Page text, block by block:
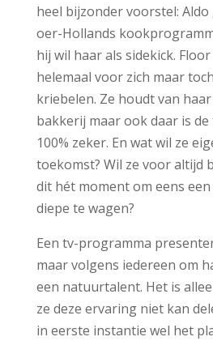
heel bijzonder voorstel:
oer-Hollands
hij wil haar als sidekick.
helemaal voor zich maar
kriebelen. Ze houdt van
bakkerij maar ook daar is
100% zeker. En wat wil ze
toekomst? Wil ze voor altijd
dit hét moment om eens
diepe te wagen?
Een tv-programma
maar volgens iedereen om
een natuurtalent. Het is
ze deze ervaring niet kan
in eerste instantie wel het